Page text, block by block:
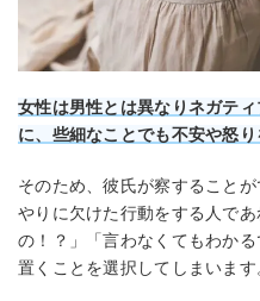
女性は男性とは異なりネガテ
に、些細なことでも不安や怒
そのため、彼氏が察すること
やりに欠けた行動をする人で
の！？」「言わなくてもわか
置くことを選択してしまいます